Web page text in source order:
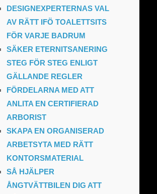
DESIGNEXPERTERNAS VAL
AV RÄTT IFÖ TOALETTSITS
FÖR VARJE BADRUM
SÄKER ETERNITSANERING
STEG FÖR STEG ENLIGT
GÄLLANDE REGLER
FÖRDELARNA MED ATT
ANLITA EN CERTIFIERAD
ARBORIST
SKAPA EN ORGANISERAD
ARBETSYTA MED RÄTT
KONTORSMATERIAL
SÅ HJÄLPER
ÅNGTVÄTTBILEN DIG ATT